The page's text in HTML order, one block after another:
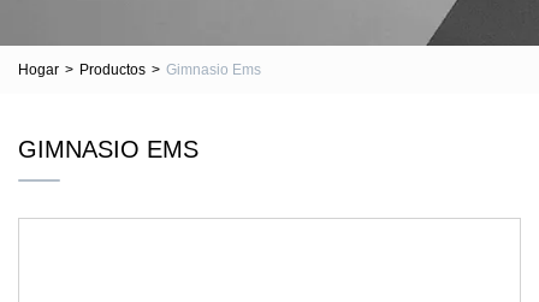
Hogar > Productos > Gimnasio Ems
GIMNASIO EMS